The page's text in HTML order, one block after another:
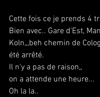
Cette fois ce je prends 4
Bien avec.. Gare d'Est,
Koln,,,beh chemin de
été arrêté.
Il n'y a pas de raison,,
on a attende une heure...
Oh la la..